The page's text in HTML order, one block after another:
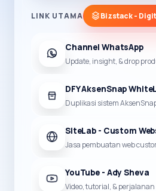
LINK UTAMA Bizstack -
Channel WhatsApp
Update, insight, & drop
DFY AksenSnap
Duplikasi sistem
SiteLab - Custom
Jasa pembuatan web
YouTube - Ady Sheva
Video, tutorial, &